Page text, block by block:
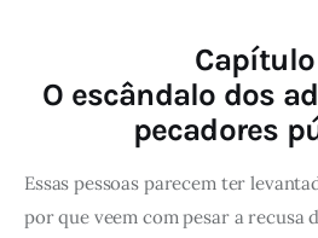
O escândalo dos
pecadores
Essas pessoas parecem ter
por que veem com pesar a recusa